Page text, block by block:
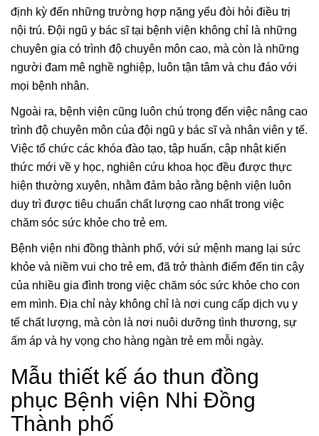
định kỳ đến những trường hợp nặng yếu đòi hỏi điều trị
nội trú. Đội ngũ y bác sĩ tại bệnh viện không chỉ là những
chuyên gia có trình độ chuyên môn cao, mà còn là những
người đam mê nghề nghiệp, luôn tận tâm và chu đáo với
mọi bệnh nhân.
Ngoài ra, bệnh viện cũng luôn chú trọng đến việc nâng cao
trình độ chuyên môn của đội ngũ y bác sĩ và nhân viên y tế.
Việc tổ chức các khóa đào tạo, tập huấn, cập nhật kiến
thức mới về y học, nghiên cứu khoa học đều được thực
hiện thường xuyên, nhằm đảm bảo rằng bệnh viện luôn
duy trì được tiêu chuẩn chất lượng cao nhất trong việc
chăm sóc sức khỏe cho trẻ em.
Bệnh viện nhi đồng thành phố, với sứ mệnh mang lại sức
khỏe và niềm vui cho trẻ em, đã trở thành điểm đến tin cậy
của nhiều gia đình trong việc chăm sóc sức khỏe cho con
em mình. Địa chỉ này không chỉ là nơi cung cấp dịch vụ y
tế chất lượng, mà còn là nơi nuôi dưỡng tình thương, sự
ấm áp và hy vọng cho hàng ngàn trẻ em mỗi ngày.
Mẫu thiết kế áo thun đồng
phục Bệnh viện Nhi Đồng
Thành phố